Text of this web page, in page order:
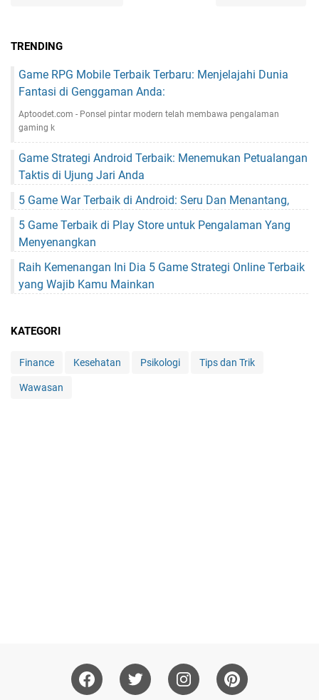
TRENDING
Game RPG Mobile Terbaik Terbaru: Menjelajahi Dunia
Fantasi di Genggaman Anda:
Aptoodet.com - Ponsel pintar modern telah membawa pengalaman
gaming k
Game Strategi Android Terbaik: Menemukan Petualangan
Taktis di Ujung Jari Anda
5 Game War Terbaik di Android: Seru Dan Menantang,
5 Game Terbaik di Play Store untuk Pengalaman Yang
Menyenangkan
Raih Kemenangan Ini Dia 5 Game Strategi Online Terbaik
yang Wajib Kamu Mainkan
KATEGORI
Finance Kesehatan Psikologi Tips dan Trik
Wawasan